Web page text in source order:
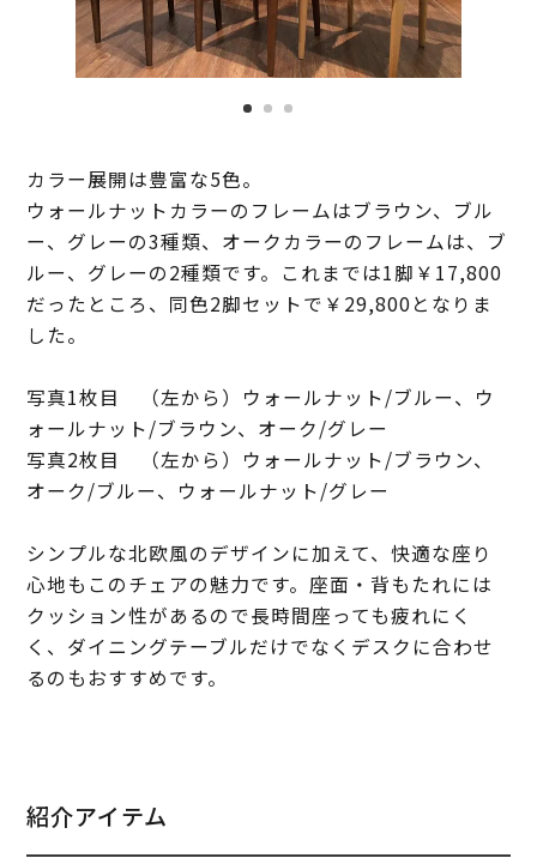
カラー展開は豊富な5色。
ウォールナットカラーのフレームはブラウン、ブル
ー、グレーの3種類、オークカラーのフレームは、ブ
ルー、グレーの2種類です。これまでは1脚￥17,800
だったところ、同色2脚セットで￥29,800となりま
した。
写真1枚目 （左から）ウォールナット/ブルー、ウ
ォールナット/ブラウン、オーク/グレー
写真2枚目 （左から）ウォールナット/ブラウン、
オーク/ブルー、ウォールナット/グレー
シンプルな北欧風のデザインに加えて、快適な座り
心地もこのチェアの魅力です。座面・背もたれには
クッション性があるので長時間座っても疲れにく
く、ダイニングテーブルだけでなくデスクに合わせ
るのもおすすめです。
紹介アイテム